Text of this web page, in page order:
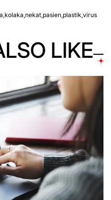
,kolaka,nekat,pasien,plastik,virus
LIKE